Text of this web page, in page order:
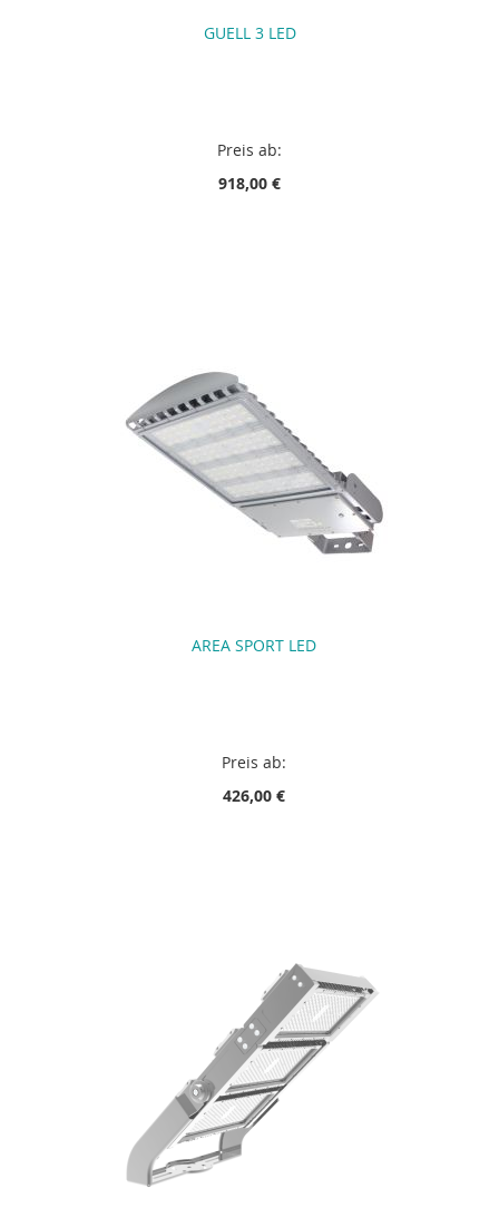
GUELL 3 LED
Preis ab:
918,00 €
AREA SPORT LED
Preis ab:
426,00 €